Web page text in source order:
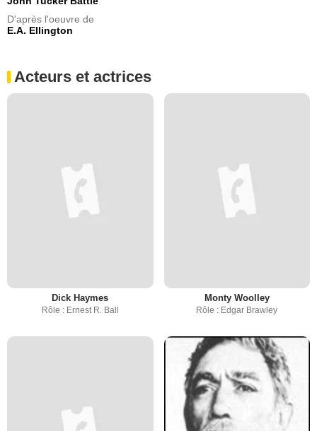
D'après l'oeuvre de
E.A. Ellington
Acteurs et actrices
Dick Haymes
Rôle : Ernest R. Ball
Monty Woolley
Rôle : Edgar Brawley